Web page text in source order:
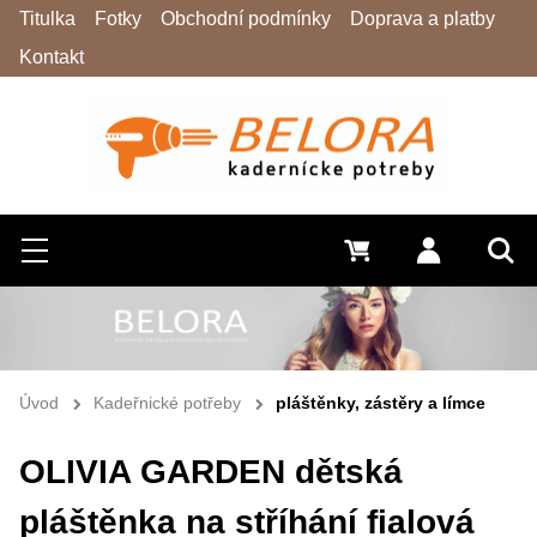
Hledat
Menu Přihlásit
0 Kč
Titulka Fotky Obchodní podmínky
Doprava a platby
Kontakt
Úvod Kadeřnické potřeby pláštěnky, zástěry a límce
OLIVIA GARDEN dětská
pláštěnka na stříhání fialová